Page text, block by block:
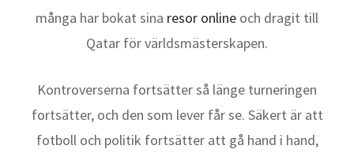
många har bokat sina resor online och dragit till
Qatar för världsmästerskapen.
Kontroverserna fortsätter så länge turneringen
fortsätter, och den som lever får se. Säkert är att
fotboll och politik fortsätter att gå hand i hand,